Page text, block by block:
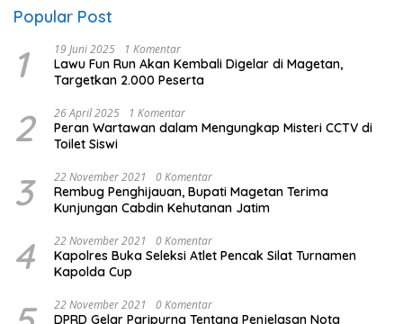
Popular Post
1 19 Juni 2025 1 Komentar
Lawu Fun Run Akan Kembali Digelar di Magetan,
Targetkan 2.000 Peserta
2 26 April 2025 1 Komentar
Peran Wartawan dalam Mengungkap Misteri CCTV di
Toilet Siswi
3 22 November 2021 0 Komentar
Rembug Penghijauan, Bupati Magetan Terima
Kunjungan Cabdin Kehutanan Jatim
4 22 November 2021 0 Komentar
Kapolres Buka Seleksi Atlet Pencak Silat Turnamen
Kapolda Cup
22 November 2021 0 Komentar
DPRD Gelar Paripurna Tentang Penjelasan Nota